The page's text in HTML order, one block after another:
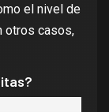
el nivel de
otros casos,